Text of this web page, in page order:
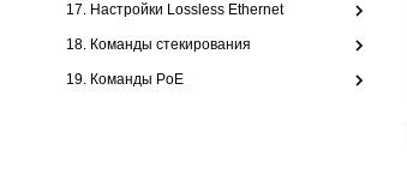
17. Настройки Lossless Ethernet
18. Команды стекирования
19. Команды PoE